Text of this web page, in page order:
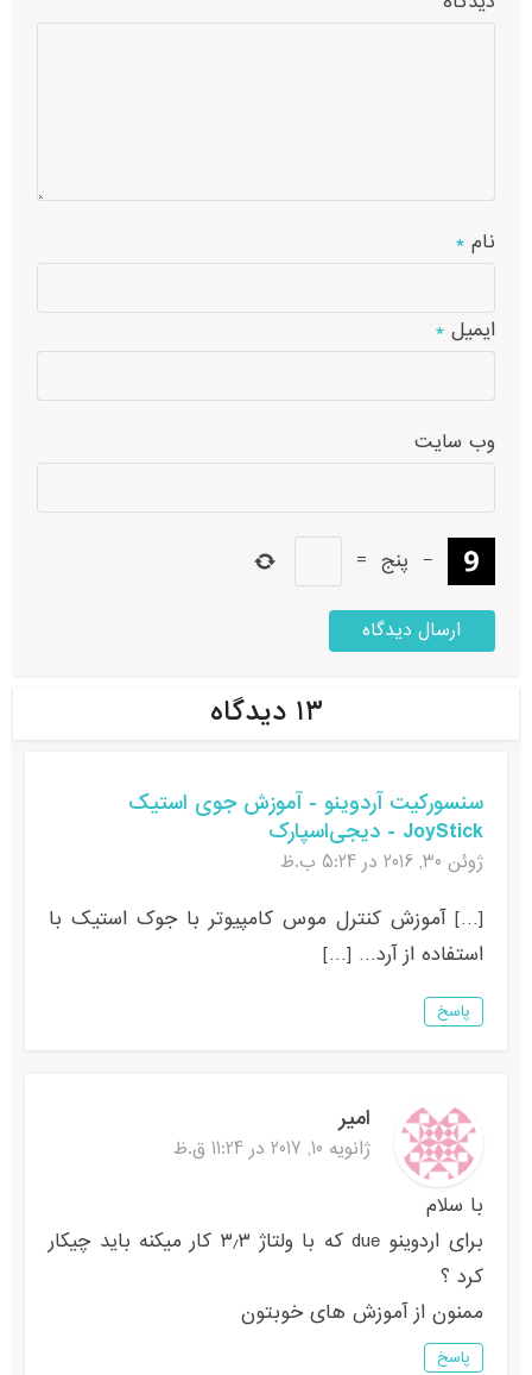
نام*
ایمیل*
وب‌ سایت
− پنج =
۱۳ دیدگاه
سنسورکیت آردوینو - آموزش جوی استیک
JoyStick - دیجی‌اسپارک
ژوئن 30, 2016 در 5:24 ب.ظ
[…] آموزش کنترل موس کامپیوتر با جوک استیک با
استفاده از آرد… […]
پاسخ
امیر
ژانویه 10, 2017 در 11:24 ق.ظ
با سلام
برای اردوینو due که با ولتاژ ۳٫۳ کار میکنه باید چیکار
کرد ؟
ممنون از آموزش های خوبتون
پاسخ